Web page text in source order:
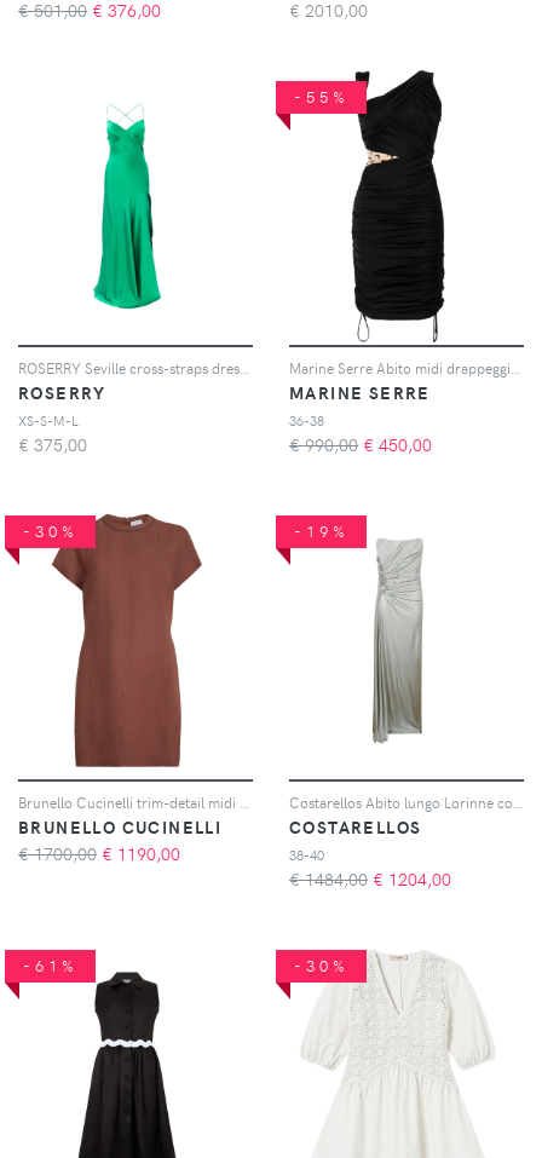
€ 501,00 € 376,00 € 2010,00
ROSERRY
XS-S-M-L
€ 375,00
-55%
MARINE SERRE
36-38
€ 990,00 € 450,00
-30%
BRUNELLO CUCINELLI
€ 1700,00 € 1190,00
-19%
COSTARELLOS
38-40
€ 1484,00 € 1204,00
-61% -30%